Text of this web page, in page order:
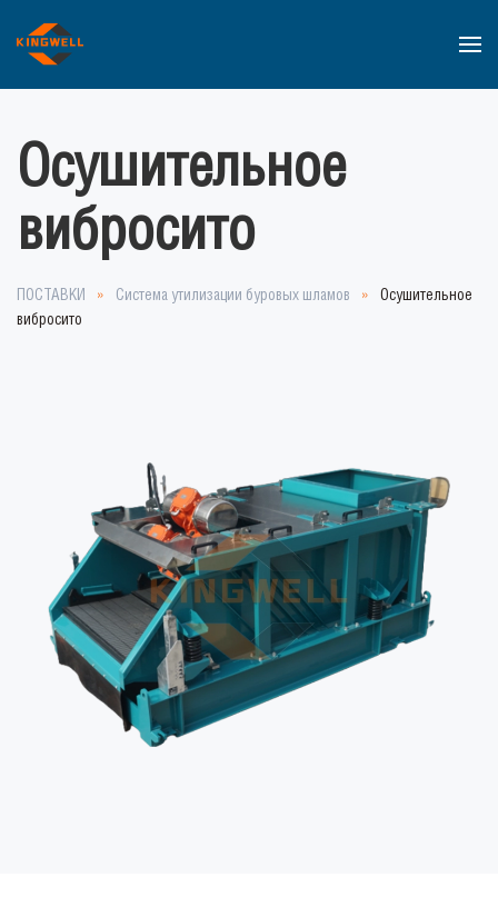
Перейти к содержимому
Осушительное
вибросито
ПОСТАВКИ Система утилизации буровых шламов
Осушительное
вибросито